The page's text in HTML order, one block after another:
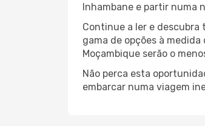
Inhambane e partir numa
Continue a ler e descubra
gama de opções à
Moçambique serão o
Não perca esta
embarcar numa viagem